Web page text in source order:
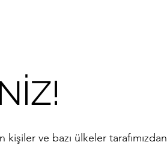
ve bazı ülkeler tarafımızdan